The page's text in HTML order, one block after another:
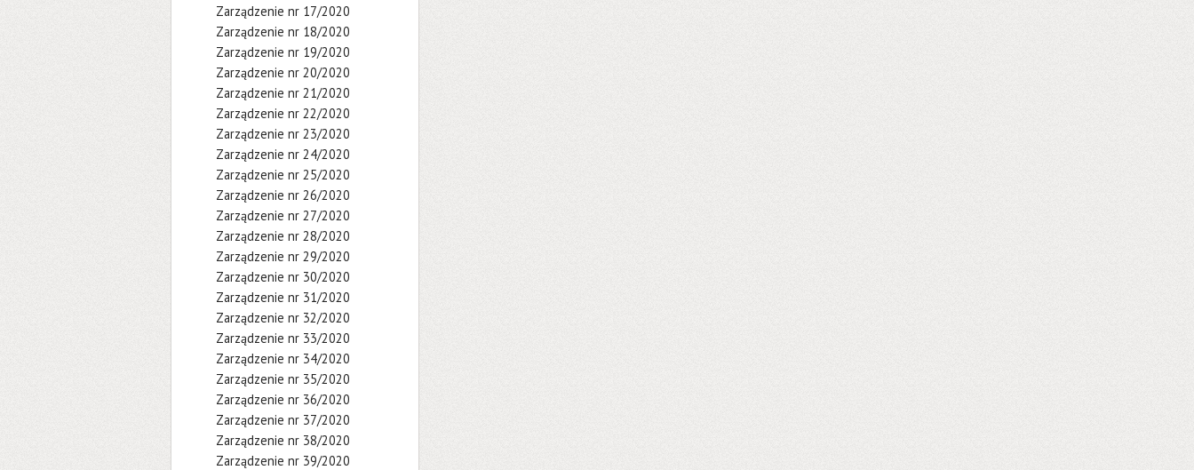
Zarządzenie nr 17/2020
Zarządzenie nr 18/2020
Zarządzenie nr 19/2020
Zarządzenie nr 20/2020
Zarządzenie nr 21/2020
Zarządzenie nr 22/2020
Zarządzenie nr 23/2020
Zarządzenie nr 24/2020
Zarządzenie nr 25/2020
Zarządzenie nr 26/2020
Zarządzenie nr 27/2020
Zarządzenie nr 28/2020
Zarządzenie nr 29/2020
Zarządzenie nr 30/2020
Zarządzenie nr 31/2020
Zarządzenie nr 32/2020
Zarządzenie nr 33/2020
Zarządzenie nr 34/2020
Zarządzenie nr 35/2020
Zarządzenie nr 36/2020
Zarządzenie nr 37/2020
Zarządzenie nr 38/2020
Zarządzenie nr 39/2020